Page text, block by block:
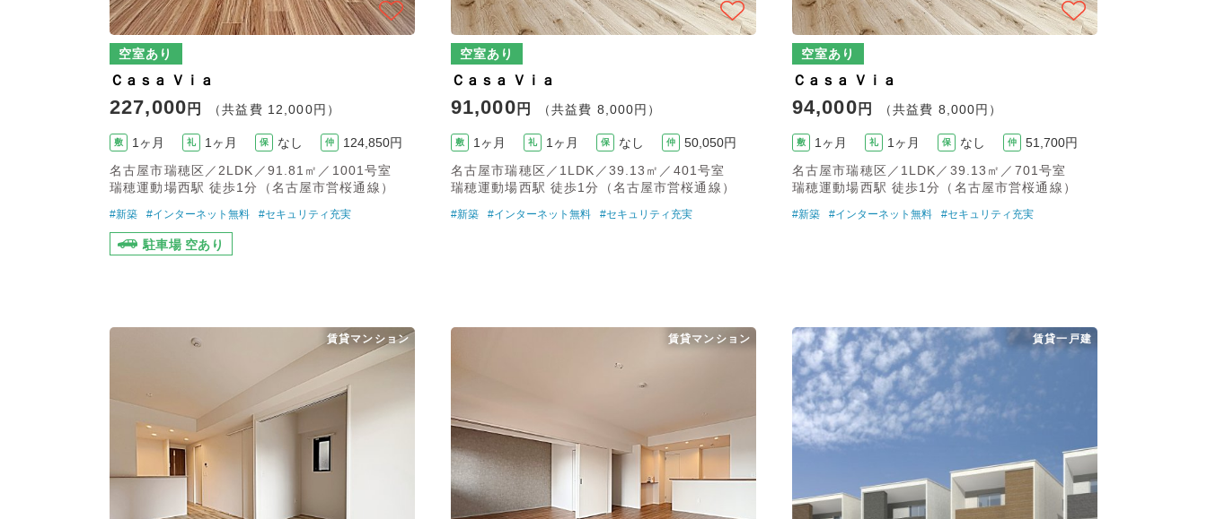
空室あり
Ｃａｓａ Ｖｉａ
227,000 円 （共益費 12,000円）
敷 1ヶ月 礼 1ヶ月 保 なし 仲
124,850円
名古屋市瑞穂区／2LDK／91.81㎡／1001号室
瑞穂運動場西駅 徒歩1分（名古屋市営桜通線）
#新築 #インターネット無料 #セキュリティ充実
駐車場 空あり
空室あり
Ｃａｓａ Ｖｉａ
91,000 円 （共益費 8,000円）
敷 1ヶ月 礼 1ヶ月 保 なし 仲
50,050円
名古屋市瑞穂区／1LDK／39.13㎡／401号室
瑞穂運動場西駅 徒歩1分（名古屋市営桜通線）
#新築 #インターネット無料 #セキュリティ充実
空室あり
Ｃａｓａ Ｖｉａ
94,000 円 （共益費 8,000円）
敷 1ヶ月 礼 1ヶ月 保 なし 仲
51,700円
名古屋市瑞穂区／1LDK／39.13㎡／701号室
瑞穂運動場西駅 徒歩1分（名古屋市営桜通線）
#新築 #インターネット無料 #セキュリティ充実
賃貸マンション 賃貸マンション 賃貸一戸建